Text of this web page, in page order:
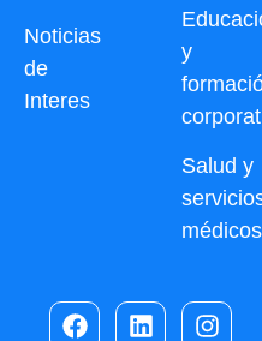
Noticias
de
Interes
y
Salud y
médicos